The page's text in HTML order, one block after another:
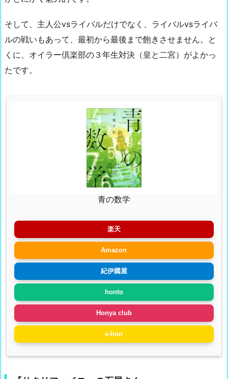
そして、主人公vsライバルだけでなく、ライバルvsライバ
ルの戦いもあって、最初から最後まで飽きさせません。と
くに、オイラー倶楽部の３年生対決（皇と二宮）がよかっ
たです。
青の数学
楽天
Amazon
紀伊國屋
honto
Honya club
e-hon